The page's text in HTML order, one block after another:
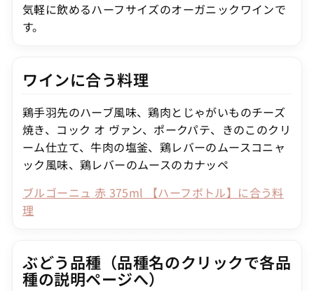
気軽に飲めるハーフサイズのオーガニックワインで
す。
ワインに合う料理
鶏手羽先のハーブ風味、鶏肉とじゃがいものチーズ
焼き、コック オ ヴァン、ポークパテ、きのこのクリ
ーム仕立て、牛肉の塩釜、鶏レバーのムースコニャ
ック風味、鶏レバーのムースのカナッペ
ブルゴーニュ 赤 375ml 【ハーフボトル】に合う料
理
ぶどう品種（品種名のクリックで各品
種の説明ページへ）